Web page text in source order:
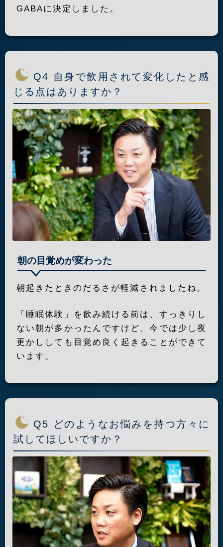
GABAに決定しました。
Q4 自身で飲用されて変化したと感
じる点はありますか？
朝の目覚めが変わった
朝起きたときのだるさが軽減されましたね。
「睡眠体験」を飲み続ける前は、すっきりし
ない朝が多かったんですけど、今では少し夜
更かししても目覚め良く起きることができて
います。
Q5 どのようなお悩みを持つ方々に
試してほしいですか？